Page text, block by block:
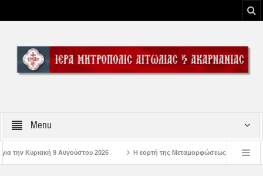
Menu
2026 Η εορτή της Μεταμορφώσεως του Σωτήρος Χριστού στην Ι. Μ.